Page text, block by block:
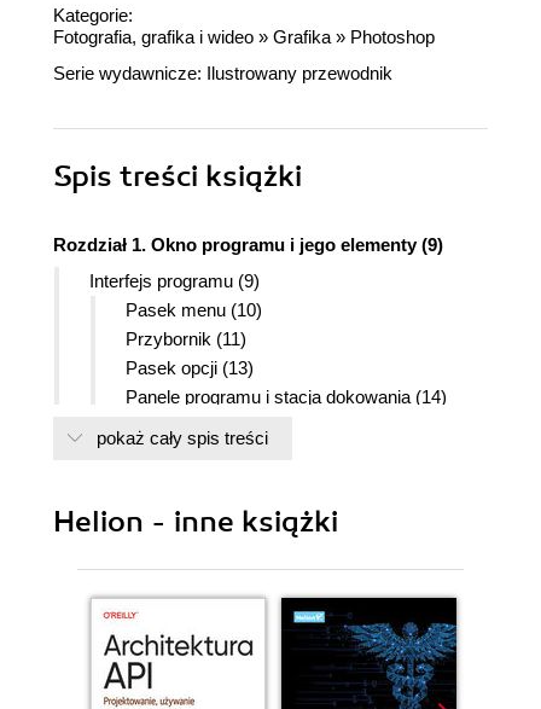
Kategorie:
Fotografia, grafika i wideo » Grafika » Photoshop
Serie wydawnicze: Ilustrowany przewodnik
Spis treści książki
Rozdział 1. Okno programu i jego elementy (9)
Interfejs programu (9)
Pasek menu (10)
Przybornik (11)
Pasek opcji (13)
Panele programu i stacja dokowania (14)
Skróty klawiszowe (19)
Zmiana wyglądu okna programu (21)
Otwieranie obrazu i elementy jego okna (22)
Skanowanie obrazów - jak to zrobić w
Photoshopie? (27)
Otwieranie zdjęć z aparatu cyfrowego w
Photoshopie (29)
pokaż cały spis treści
Helion - inne książki